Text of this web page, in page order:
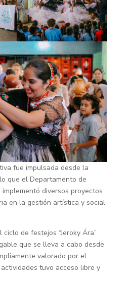
fue impulsada desde la
que el Departamento de
diversos proyectos
en la gestión artística y social
de festejos “Jeroky Ára”
que se lleva a cabo desde
valorado por el
tuvo acceso libre y